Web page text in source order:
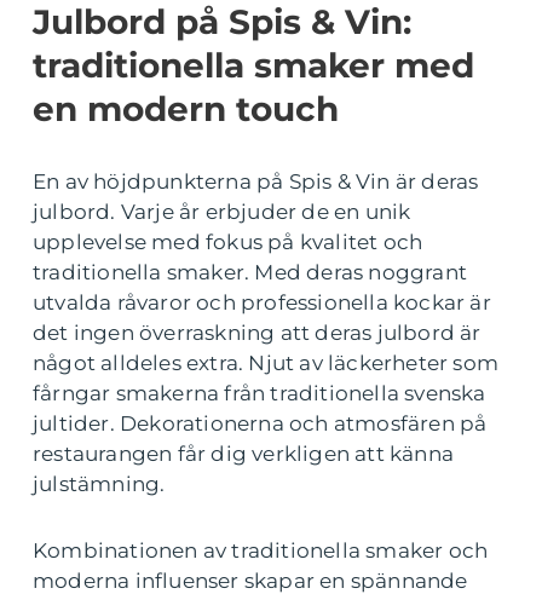
Julbord på Spis & Vin:
traditionella smaker med
en modern touch
En av höjdpunkterna på Spis & Vin är deras
julbord. Varje år erbjuder de en unik
upplevelse med fokus på kvalitet och
traditionella smaker. Med deras noggrant
utvalda råvaror och professionella kockar är
det ingen överraskning att deras julbord är
något alldeles extra. Njut av läckerheter som
fårngar smakerna från traditionella svenska
jultider. Dekorationerna och atmosfären på
restaurangen får dig verkligen att känna
julstämning.
Kombinationen av traditionella smaker och
moderna influenser skapar en spännande